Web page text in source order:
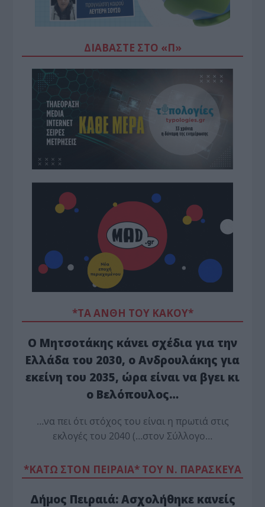
ΔΙΑΒΆΣΤΕ ΣΤΟ «Π»
*ΤΑ ΆΝΘΗ ΤΟΥ ΚΑΚΟΎ*
Ο Μητσοτάκης κάνει σχέδια για την
Ελλάδα του 2030, ο Ανδρουλάκης για
εκείνη του 2035, ώρα είναι να βγει κι
ο Βελόπουλος…
…να πει ότι στόχος του είναι η πρωτιά στις
εκλογές του 2040 (…στον Σύλλογο…
*ΚΑΤΩ ΣΤΟΝ ΠΕΙΡΑΙΑ* ΤΟΥ Ν. ΠΑΡΑΣΚΕΥΑ
Δήμος Πειραιά: Ασχολήθηκε κανείς